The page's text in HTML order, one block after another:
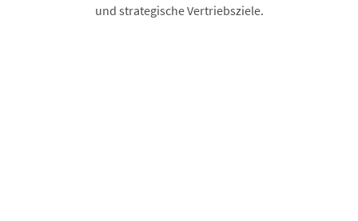
und strategische Vertriebsziele.